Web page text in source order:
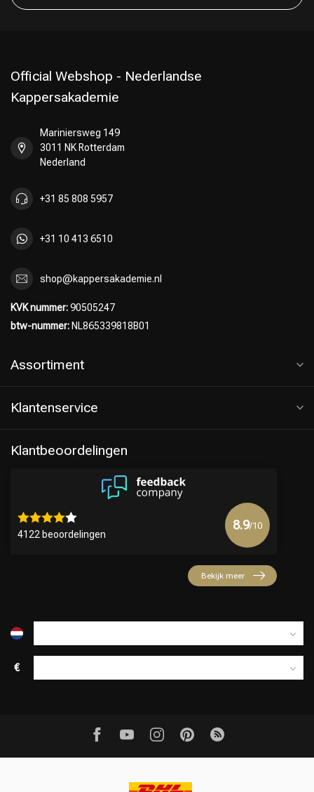
Official Webshop - Nederlandse
Kappersakademie
Mariniersweg 149
3011 NK Rotterdam
Nederland
+31 85 808 5957
+31 10 413 6510
shop@kappersakademie.nl
KVK nummer:90505247
btw-nummer: NL865339818B01
Assortiment
Klantenservice
Klantbeoordelingen
4122 beoordelingen
8.9/10
Bekijk meer
€